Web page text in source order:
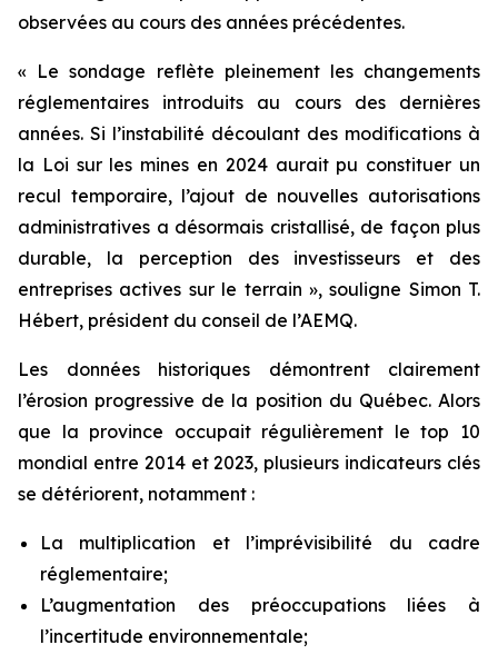
observées au cours des années précédentes.
« Le sondage reflète pleinement les changements
réglementaires introduits au cours des dernières
années. Si l’instabilité découlant des modifications à
la Loi sur les mines en 2024 aurait pu constituer un
recul temporaire, l’ajout de nouvelles autorisations
administratives a désormais cristallisé, de façon plus
durable, la perception des investisseurs et des
entreprises actives sur le terrain », souligne Simon T.
Hébert, président du conseil de l’AEMQ.
Les données historiques démontrent clairement
l’érosion progressive de la position du Québec. Alors
que la province occupait régulièrement le top 10
mondial entre 2014 et 2023, plusieurs indicateurs clés
se détériorent, notamment :
La multiplication et l’imprévisibilité du cadre
réglementaire;
L’augmentation des préoccupations liées à
l’incertitude environnementale;